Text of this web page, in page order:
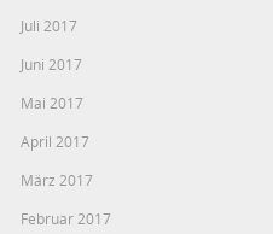
Juli 2017
Juni 2017
Mai 2017
April 2017
März 2017
Februar 2017